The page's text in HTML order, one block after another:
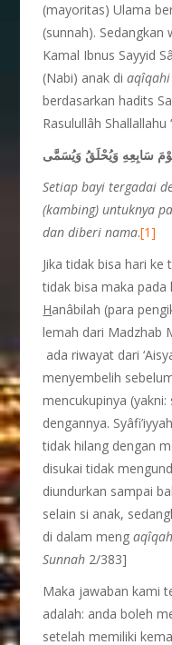
(mayoritas) Ulama
(sunnah).
Kamal Ibnus Sayyid
(Nabi) anak di aqîqahi
berdasarkan hadits
Rasulullâh
يَوْمَ سَابِعِهِ وَيُحْلَقُ وَيُسَمَّى
Setiap bayi tergadai
(kambing) untuknya
dan diberi nama.[1]
Jika tidak bisa hari
tidak bisa maka
Hanâbilah (para
lemah dari Madzhab
ada riwayat dari
menyembelih
mencukupinya
dengannya.
tidak hilang dengan
disukai tidak
diundurkan sampai
selain si anak,
di dalam meng aqîqah
Sunnah 2/383]
Maka jawaban kami
adalah: anda boleh
setelah memiliki